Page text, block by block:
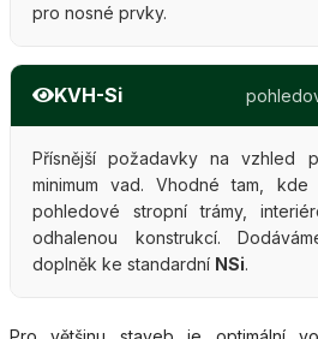
pro nosné prvky.
KVH-Si
Přísnější požadavky na vzhled
minimum vad. Vhodné tam,
pohledové stropní trámy,
odhalenou konstrukcí.
doplněk ke standardní NSi.